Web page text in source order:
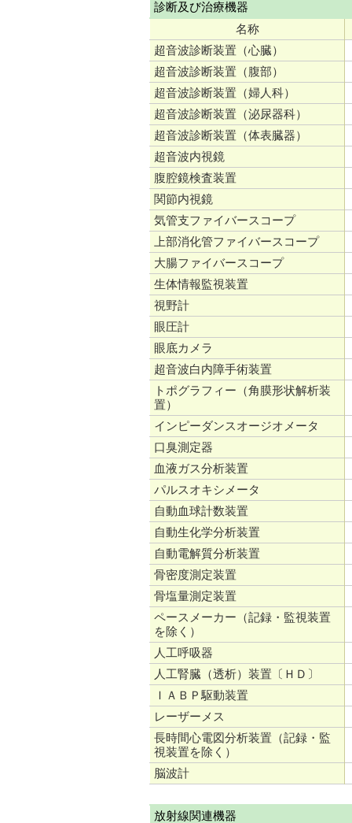
診断及び治療機器
名称
超音波診断装置（心臓）
超音波診断装置（腹部）
超音波診断装置（婦人科）
超音波診断装置（泌尿器科）
超音波診断装置（体表臓器）
超音波内視鏡
腹腔鏡検査装置
関節内視鏡
気管支ファイバースコープ
上部消化管ファイバースコープ
大腸ファイバースコープ
生体情報監視装置
視野計
眼圧計
眼底カメラ
超音波白内障手術装置
トポグラフィー（角膜形状解析装
置）
インピーダンスオージオメータ
口臭測定器
血液ガス分析装置
パルスオキシメータ
自動血球計数装置
自動生化学分析装置
自動電解質分析装置
骨密度測定装置
骨塩量測定装置
ペースメーカー（記録・監視装置
を除く）
人工呼吸器
人工腎臓（透析）装置〔ＨＤ〕
ＩＡＢＰ駆動装置
レーザーメス
長時間心電図分析装置（記録・監
視装置を除く）
脳波計
放射線関連機器